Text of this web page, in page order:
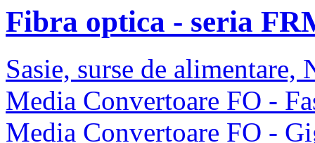
Fibra optica - seria
Sasie, surse de alimentare,
Media Convertoare FO -
Media Convertoare FO -